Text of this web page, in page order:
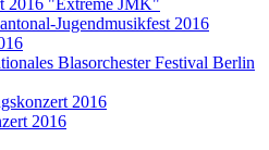
2016 "Extreme JMK"
Jugendmusikfest 2016
Blasorchester Festival Berlin
2016
2016